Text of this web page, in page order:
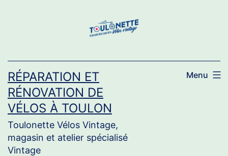
RÉPARATION ET
RÉNOVATION DE
VÉLOS À TOULON
Toulonette Vélos Vintage,
magasin et atelier spécialisé
Vintage
Menu